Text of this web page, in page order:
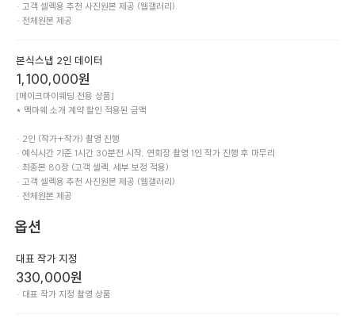
· 고객 셀렉용 추천 사진원본 제공 (웹갤러리)
· 전체원본 제공
본식스냅 2인 데이터
1,100,000원
[메이크마이웨딩 전용 상품]
* 멕마웨 소개 계약 할인 적용된 금액
· 2인 (작가+작가) 촬영 진행
· 예식시간 기준 1시간 30분전 시작, 연회장 촬영 1인 작가 진행 후 마무리
· 최종본 80장 (고객 셀렉, 세부 보정 적용)
· 고객 셀렉용 추천 사진원본 제공 (웹갤러리)
· 전체원본 제공
옵션
대표 작가 지정
330,000원
· 대표 작가 지정 촬영 상품